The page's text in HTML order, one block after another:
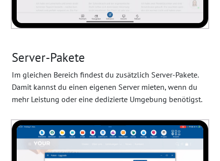
Server-Pakete
Im gleichen Bereich findest du zusätzlich Server-Pakete.
Damit kannst du einen eigenen Server mieten, wenn du
mehr Leistung oder eine dedizierte Umgebung benötigst.